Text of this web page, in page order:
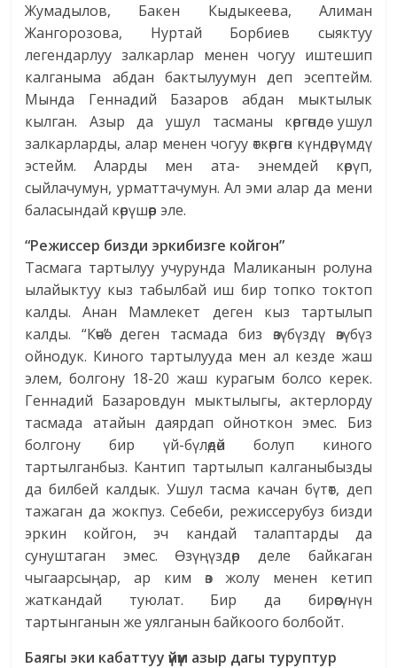
Жумадылов, Бакен Кыдыкеева, Алиман
Жангорозова, Нуртай Борбиев сыяктуу
легендарлуу залкарлар менен чогуу иштешип
калганыма абдан бактылуумун деп эсептейм.
Мында Геннадий Базаров абдан мыктылык
кылган. Азыр да ушул тасманы көргөндө ушул
залкарларды, алар менен чогуу өткөргөн күндөрүмдү
эстейм. Аларды мен ата- энемдей көрүп,
сыйлачумун, урматтачумун. Ал эми алар да мени
баласындай көрүшөөр эле.
“Режиссер бизди эркибизге койгон”
Тасмага тартылуу учурунда Маликанын ролуна
ылайыктуу кыз табылбай иш бир топко токтоп
калды. Анан Мамлекет деген кыз тартылып
калды. “Көчө” деген тасмада биз өзүбүздү өзүбүз
ойнодук. Киного тартылууда мен ал кезде жаш
элем, болгону 18-20 жаш курагым болсо керек.
Геннадий Базаровдун мыктылыгы, актерлорду
тасмада атайын даярдап ойноткон эмес. Биз
болгону бир үй-бүлөдөй болуп киного
тартылганбыз. Кантип тартылып калганыбызды
да билбей калдык. Ушул тасма качан бүтөт, деп
тажаган да жокпуз. Себеби, режиссерубуз бизди
эркин койгон, эч кандай талаптарды да
сунуштаган эмес. Өзүңүздөр деле байкаган
чыгаарсыңар, ар ким өз жолу менен кетип
жаткандай туюлат. Бир да бирөөсүнүн
тартынганын же уялганын байкоого болбойт.
Баягы эки кабаттуу үйүм азыр дагы туруптур